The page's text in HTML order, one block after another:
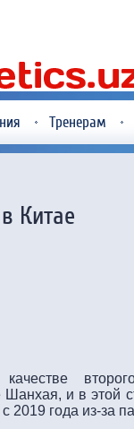
Тренерам
Китае
и в этой
2019 года из-за